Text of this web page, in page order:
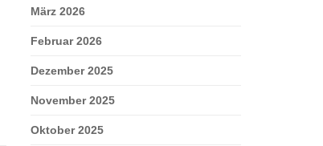
März 2026
Februar 2026
Dezember 2025
November 2025
Oktober 2025